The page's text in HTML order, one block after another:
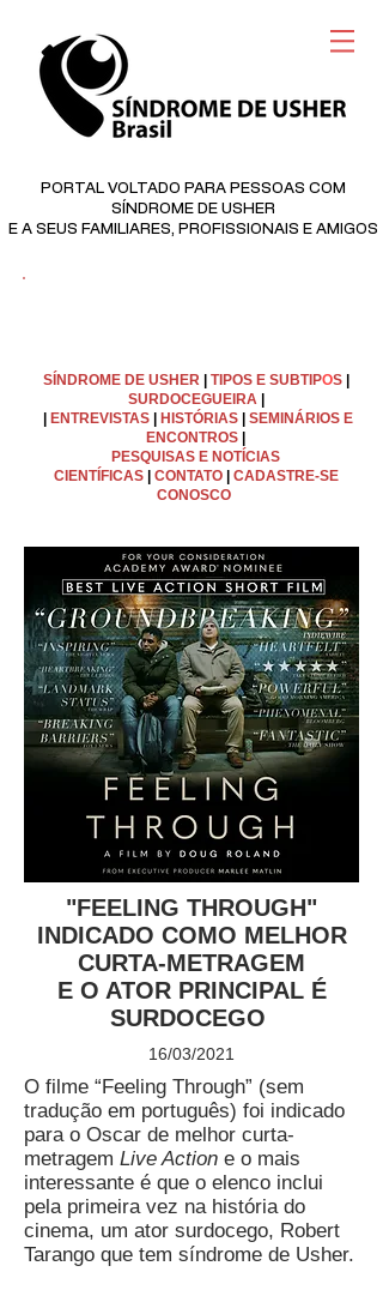
PORTAL VOLTADO PARA PESSOAS COM
SÍNDROME DE USHER
E A SEUS FAMILIARES, PROFISSIONAIS E AMIGOS
©
SÍNDROME DE USHER TIPOS E SUBTIPOS
SURDOCEGUEIRA
ENTREVISTAS HISTÓRIAS| SEMINÁRIOS E
ENCONTROS
PESQUISAS E NOTÍCIAS
CIENTÍFICAS
CONTATO
CADASTRE-SE
CONOSCO
"FEELING THROUGH"
INDICADO COMO MELHOR
CURTA-METRAGEM
E O ATOR PRINCIPAL É
SURDOCEGO
16/03/2021
O filme “Feeling Through” (sem
tradução em português) foi indicado
para o Oscar de melhor curta-
metragem Live Action e o mais
interessante é que o elenco inclui
pela primeira vez na história do
cinema, um ator surdocego, Robert
Tarango que tem síndrome de Usher.